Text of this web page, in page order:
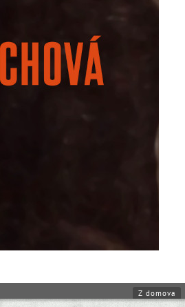
Z domova